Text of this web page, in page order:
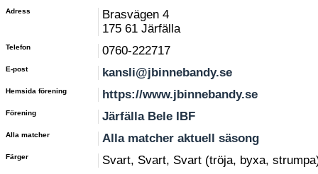
Adress
Brasvägen 4
175 61 Järfälla
Telefon 0760-222717
E-post kansli@jbinnebandy.se
Hemsida förening https://www.jbinnebandy.se
Förening Järfälla Bele IBF
Alla matcher Alla matcher aktuell säsong
Färger Svart, Svart, Svart (tröja, byxa,